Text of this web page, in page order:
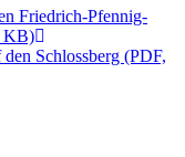
Friedrich-Pfennig-
KB)
Schlossberg (PDF,